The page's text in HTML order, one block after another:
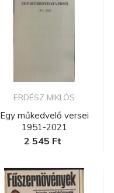
ERDÉSZ MIKLÓS
Egy műkedvelő versei
1951-2021
2 545 Ft